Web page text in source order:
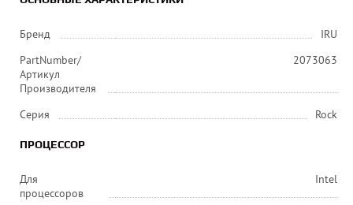
Бренд
IRU
PartNumber/
Артикул
Производителя
2073063
Серия Rock
ПРОЦЕССОР
Для
процессоров
Intel